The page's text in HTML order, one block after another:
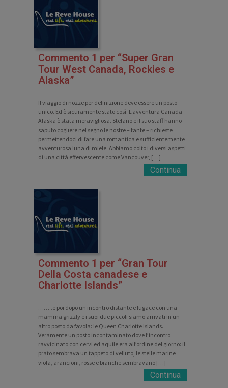
Commento 1 per “Super Gran
Tour West Canada, Rockies e
Alaska”
Il viaggio di nozze per definizione deve essere un posto
unico. Ed è sicuramente stato così. L’avventura Canada
Alaska è stata meravigliosa. Stefano e il suo staff hanno
saputo cogliere nel segno le nostre – tante – richieste
permettendoci di fare una romantica e sufficientemente
avventurosa luna di miele. Abbiamo colto i diversi aspetti
di una città effervescente come Vancouver, […]
Continua
Commento 1 per “Gran Tour
Della Costa canadese e
Charlotte Islands”
……..e poi dopo un incontro distante e fugace con una
mamma grizzly e i suoi due piccoli siamo arrivati in un
altro posto da favola: le Queen Charlotte Islands.
Veramente un posto incontaminato dove l’incontro
ravvicinato con cervi ed aquile era all’ordine del giorno: il
prato sembrava un tappeto di velluto, le stelle marine
viola, arancioni, rosse e bianche sembravano […]
Continua